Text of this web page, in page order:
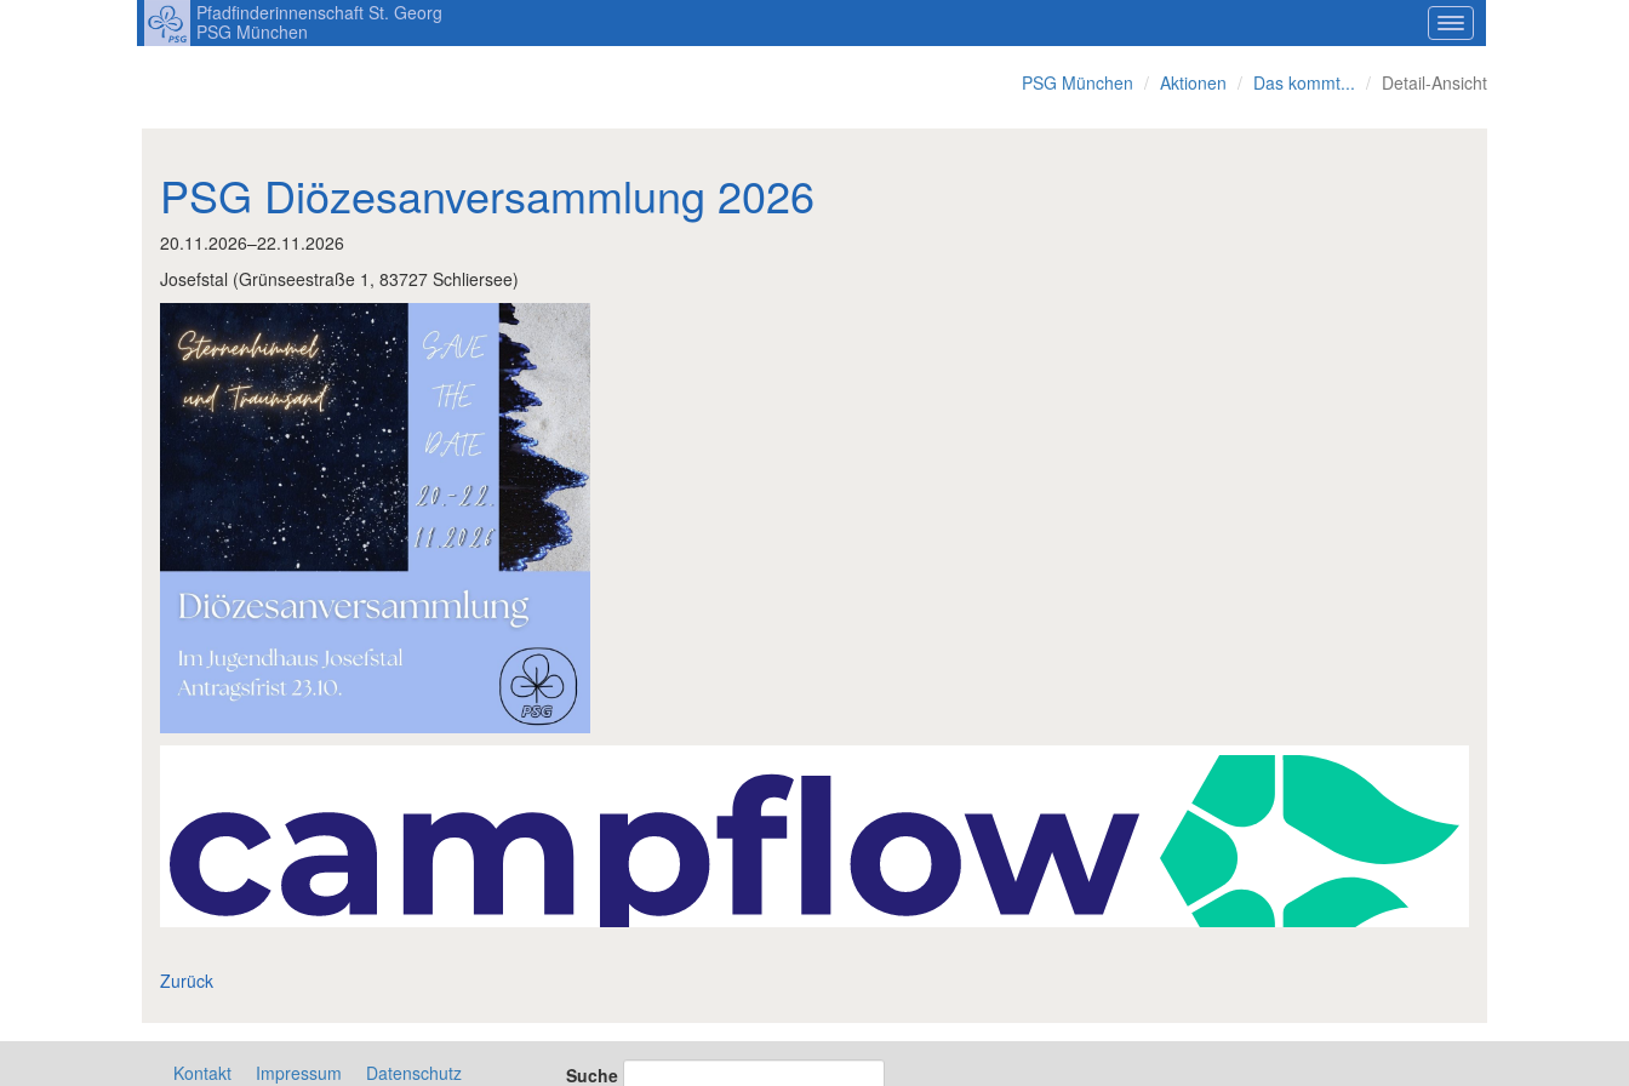
Pfadfinderinnenschaft St. Georg
PSG München
PSG München Aktionen Das kommt... Detail-Ansicht
PSG Diözesanversammlung 2026
20.11.2026–22.11.2026
Josefstal (Grünseestraße 1, 83727 Schliersee)
Zurück
Kontakt Impressum Datenschutz Suche